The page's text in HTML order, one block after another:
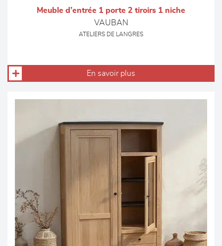
Meuble d’entrée 1 porte 2 tiroirs 1 niche
VAUBAN
ATELIERS DE LANGRES
En savoir plus